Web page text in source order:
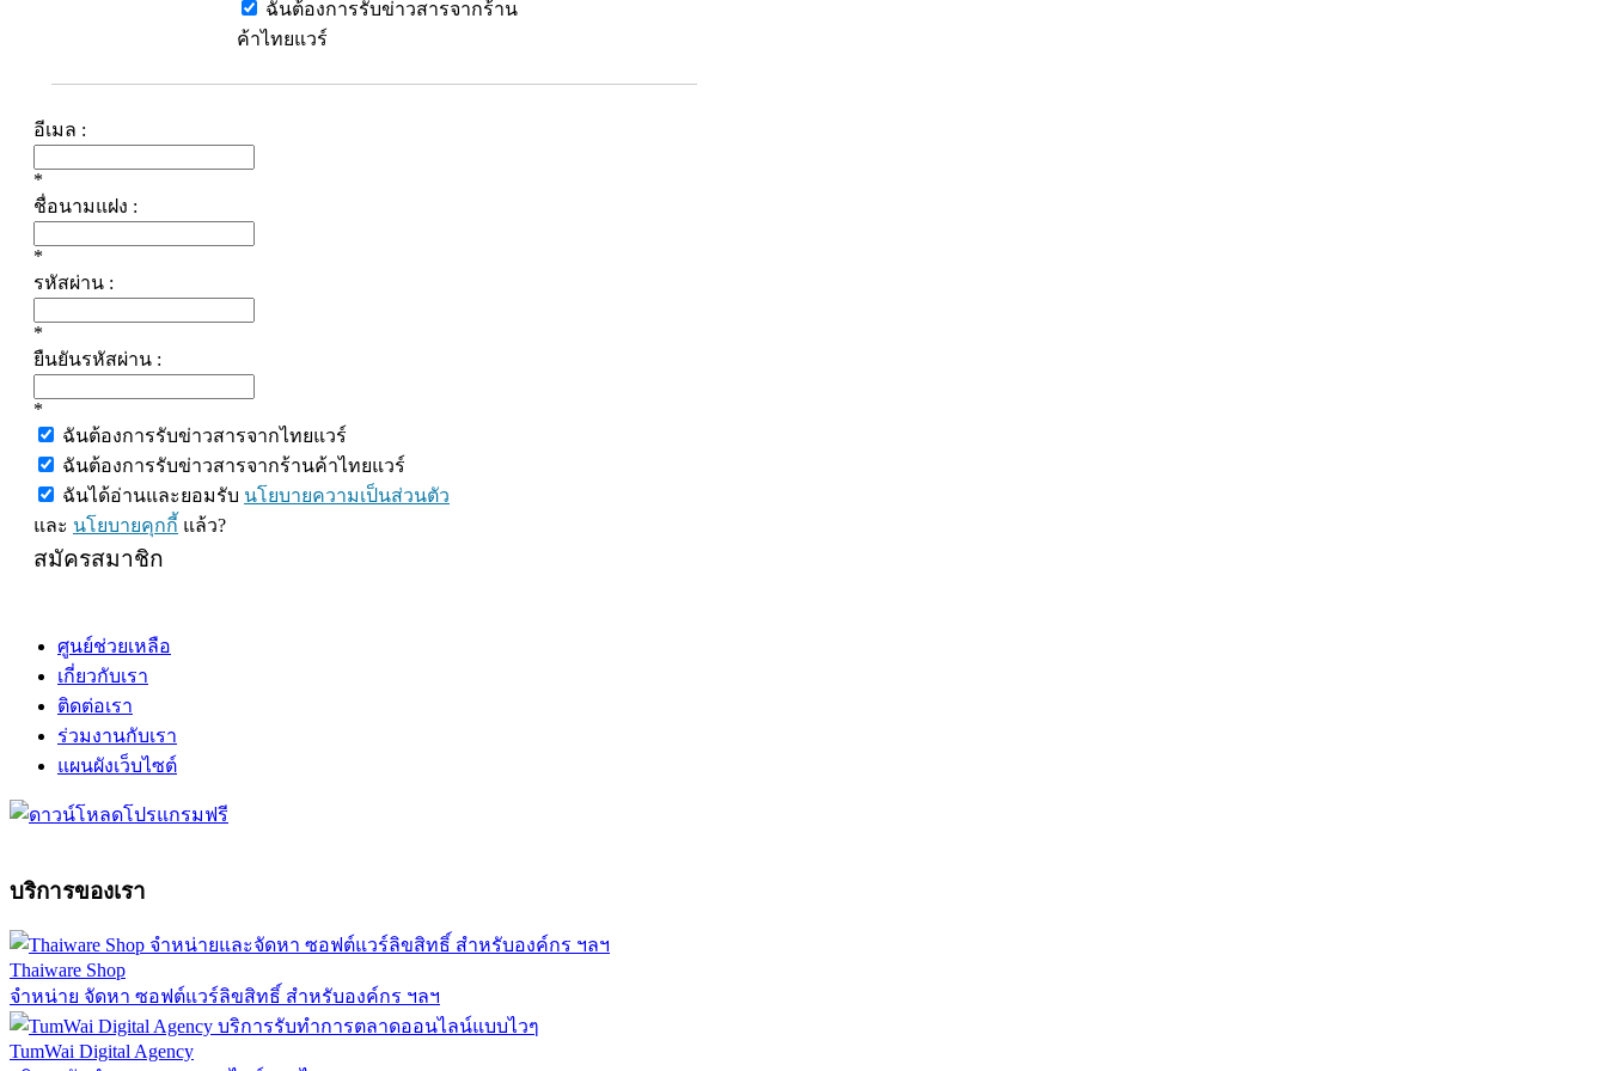
ฉันต้องการรับข่าวสารจากร้าน
ค้าไทยแวร์
อีเมล :
*
ชื่อนามแฝง :
*
รหัสผ่าน :
*
ยืนยันรหัสผ่าน :
*
ฉันต้องการรับข่าวสารจากไทยแวร์
ฉันต้องการรับข่าวสารจากร้านค้าไทยแวร์
ฉันได้อ่านและยอมรับ นโยบายความเป็นส่วนตัว
และ นโยบายคุกกี้ แล้ว?
สมัครสมาชิก
ศูนย์ช่วยเหลือ
เกี่ยวกับเรา
ติดต่อเรา
ร่วมงานกับเรา
แผนผังเว็บไซต์
บริการของเรา
Thaiware Shop
จำหน่าย จัดหา ซอฟต์แวร์ลิขสิทธิ์ สำหรับองค์กร ฯลฯ
TumWai Digital Agency